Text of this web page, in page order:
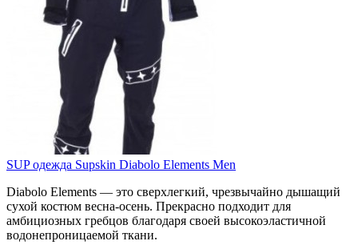
SUP одежда Supskin Diabolo Elements Men
Diabolo Elements — это сверхлегкий, чрезвычайно дышащий
сухой костюм весна-осень. Прекрасно подходит для
амбициозных гребцов благодаря своей высокоэластичной
водонепроницаемой ткани.